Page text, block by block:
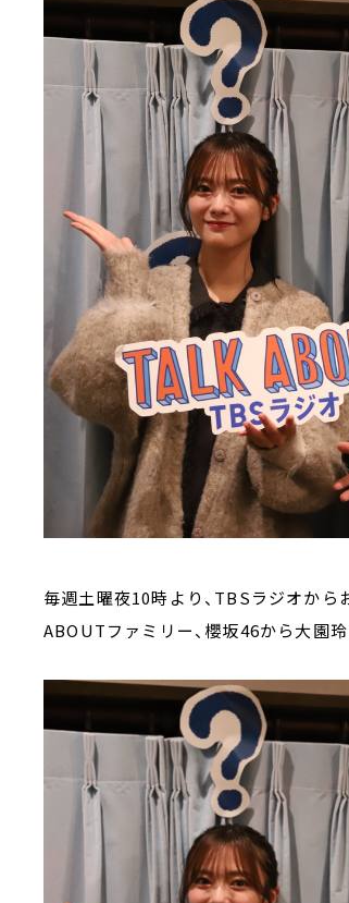
毎週土曜夜10時より、TBSラジオから
ABOUTファミリー、櫻坂46から大園玲